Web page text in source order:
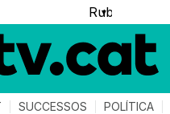
▼
SUCCESSOS POLÍTICA